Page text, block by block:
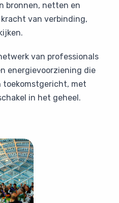
bronnen, netten en
van verbinding,
van professionals
energievoorziening die
toekomstgericht, met
in het geheel.